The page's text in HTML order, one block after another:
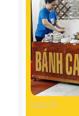
Quán ăn